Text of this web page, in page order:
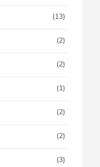
(13)
(2)
(2)
(1)
(2)
(2)
(3)